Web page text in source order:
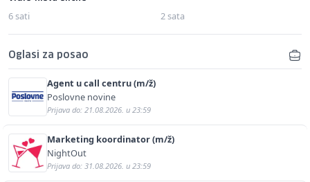
6 sati 2 sata
Oglasi za posao
Agent u call centru (m/ž)
Poslovne novine
Prijava do: 21.08.2026. u 23:59
Marketing koordinator (m/ž)
NightOut
Prijava do: 31.08.2026. u 23:59